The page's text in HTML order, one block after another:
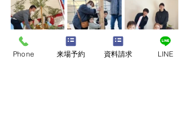
Phone 来場予約 資料請求 LINE